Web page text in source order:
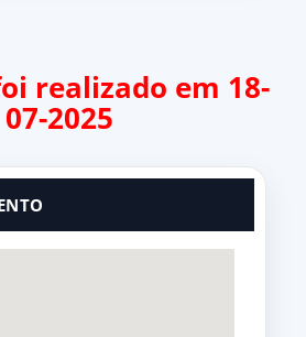
realizado em 18-
07-2025